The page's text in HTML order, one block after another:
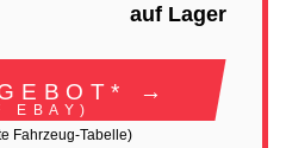
auf Lager
→
EBAY)
Fahrzeug-Tabelle)